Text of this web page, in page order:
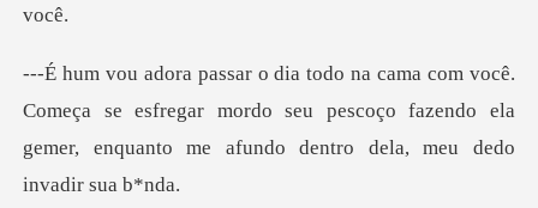
omeça se esfregar mordo seu pescoço fazendo ela
gemer, e